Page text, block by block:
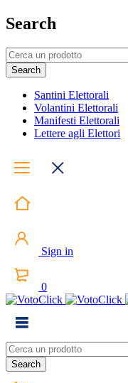
Search
Santini Elettorali
Volantini Elettorali
Manifesti Elettorali
Lettere agli Elettori
Sign in
0